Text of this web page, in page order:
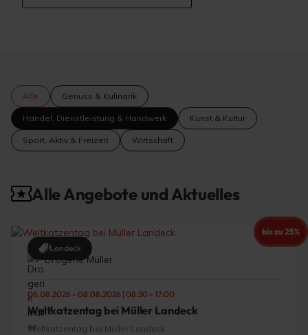
Alle Genuss & Kulinarik
Handel, Dienstleistung & Handwerk Kunst & Kultur
Sport, Aktiv & Freizeit Wirtschaft
Alle Angebote und Aktuelles
Drogerie Müller
06.08.2026 - 08.08.2026 | 08:30 - 17:00
Weltkatzentag bei Müller Landeck
Weltkatzentag bei Müller Landeck
Landeck
bis zu 25%